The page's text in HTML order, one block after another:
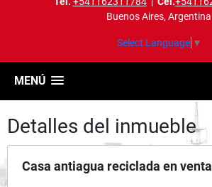
Buenos Aires, Argentina
Select Language ▼
MENÚ
Detalles del inmueble
Casa antiagua reciclada en venta